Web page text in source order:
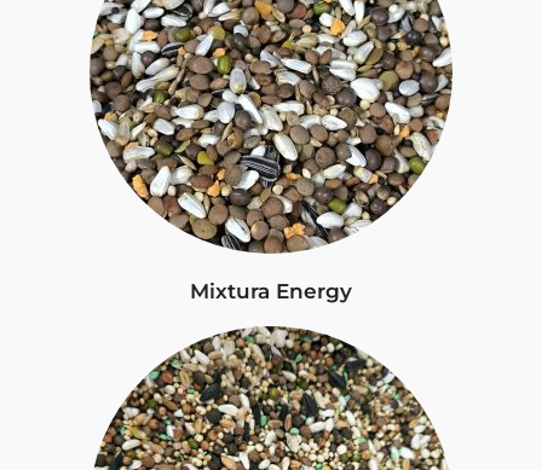
Mixtura Energy